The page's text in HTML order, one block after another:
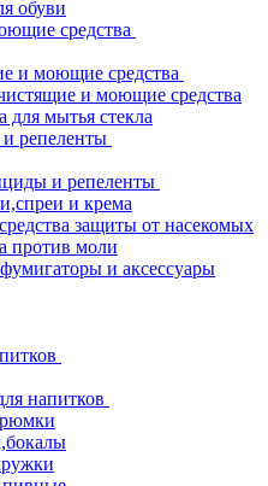
обуви
средства
и моющие средства
и моющие средства
для мытья стекла
репеленты
и репеленты
и крема
защиты от насекомых
против моли
и аксессуары
напитков